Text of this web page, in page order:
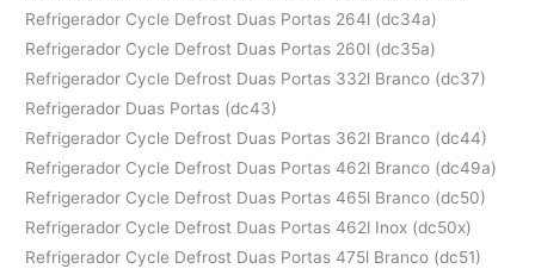
Refrigerador Cycle Defrost Duas Portas 264l (dc34a)
Refrigerador Cycle Defrost Duas Portas 260l (dc35a)
Refrigerador Cycle Defrost Duas Portas 332l Branco (dc37)
Refrigerador Duas Portas (dc43)
Refrigerador Cycle Defrost Duas Portas 362l Branco (dc44)
Refrigerador Cycle Defrost Duas Portas 462l Branco (dc49a)
Refrigerador Cycle Defrost Duas Portas 465l Branco (dc50)
Refrigerador Cycle Defrost Duas Portas 462l Inox (dc50x)
Refrigerador Cycle Defrost Duas Portas 475l Branco (dc51)